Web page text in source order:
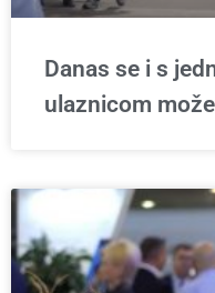
Danas se i s
ulaznicom